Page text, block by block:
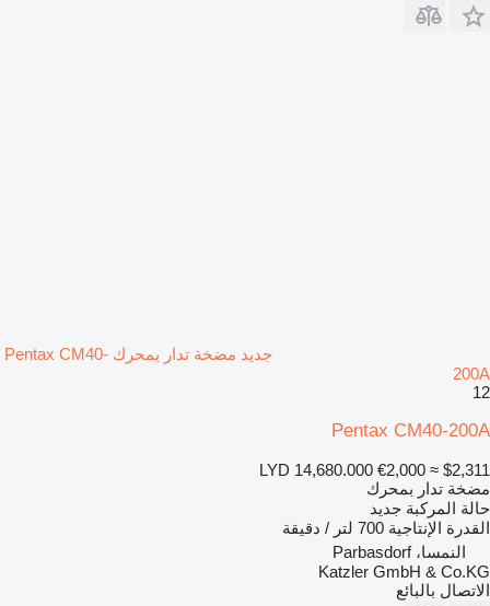
جديد مضخة تدار بمحرك Pentax CM40-
200A
12
Pentax CM40-200A
LYD 14,680.000 €2,000 ≈ $2,311
مضخة تدار بمحرك
حالة المركبة جديد
القدرة الإنتاجية 700 لتر / دقيقة
النمسا، Parbasdorf
Katzler GmbH & Co.KG
الاتصال بالبائع